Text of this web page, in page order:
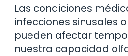
Las condiciones
infecciones sinusales
pueden afectar
nuestra capacidad